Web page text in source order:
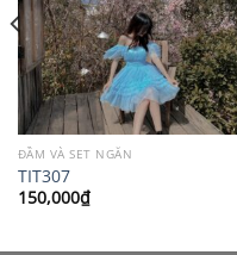
ĐẦM VÀ SET NGẮN
TIT307
150,000₫